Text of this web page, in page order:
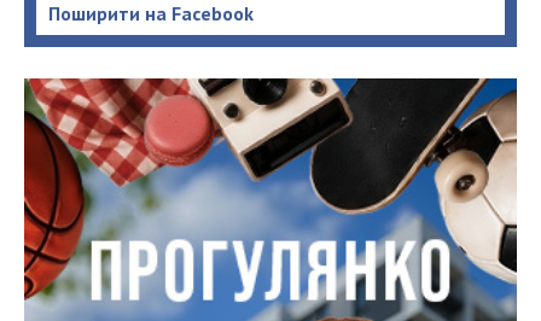
Поширити на Facebook